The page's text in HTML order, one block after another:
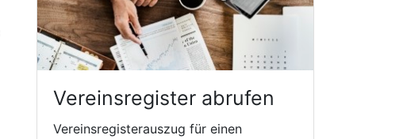
Vereinsregister abrufen
Vereinsregisterauszug für einen